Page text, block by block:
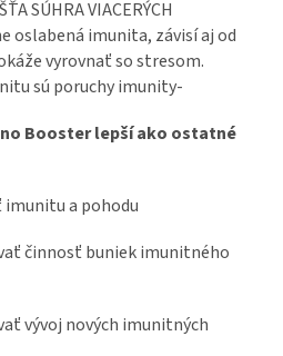
SÚHRA VIACERÝCH
oslabená imunita, závisí aj od
vyrovnať so stresom.
sú poruchy imunity-
Booster lepší ako ostatné
a pohodu
činnosť buniek imunitného
vývoj nových imunitných